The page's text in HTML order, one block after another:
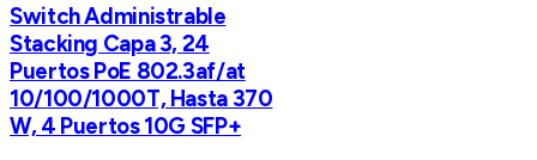
Switch Administrable
Stacking Capa 3, 24
Puertos PoE 802.3af/at
10/100/1000T, Hasta 370
W, 4 Puertos 10G SFP+